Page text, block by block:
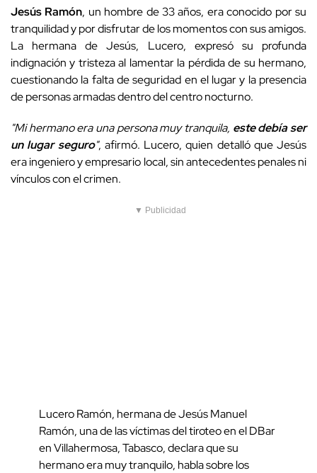
Jesús Ramón, un hombre de 33 años, era conocido por su
tranquilidad y por disfrutar de los momentos con sus amigos.
La hermana de Jesús, Lucero, expresó su profunda
indignación y tristeza al lamentar la pérdida de su hermano,
cuestionando la falta de seguridad en el lugar y la presencia
de personas armadas dentro del centro nocturno.
"Mi hermano era una persona muy tranquila, este debía ser
un lugar seguro", afirmó. Lucero, quien detalló que Jesús
era ingeniero y empresario local, sin antecedentes penales ni
vínculos con el crimen.
▼ Publicidad
Lucero Ramón, hermana de Jesús Manuel
Ramón, una de las víctimas del tiroteo en el DBar
en Villahermosa, Tabasco, declara que su
hermano era muy tranquilo, habla sobre los